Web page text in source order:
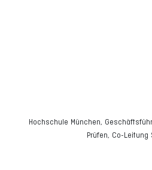
Hochschule München,
Prüfen, Co-